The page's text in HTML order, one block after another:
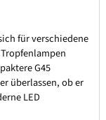
für verschiedene
G45
überlassen, ob er
LED